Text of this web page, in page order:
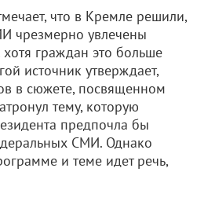
что в Кремле решили,
чрезмерно увлечены
граждан это больше
источник утверждает,
в сюжете, посвященном
тему, которую
предпочла бы
СМИ. Однако
и теме идет речь,